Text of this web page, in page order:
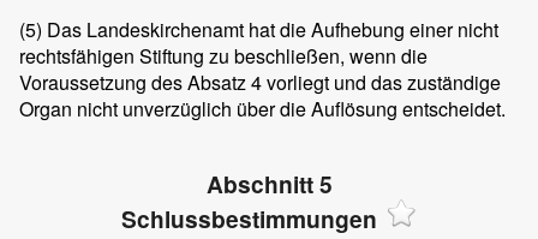
(5) Das Landeskirchenamt hat die Aufhebung einer nicht
rechtsfähigen Stiftung zu beschließen, wenn die
Voraussetzung des Absatz 4 vorliegt und das zuständige
Organ nicht unverzüglich über die Auflösung entscheidet.
Abschnitt 5
Schlussbestimmungen